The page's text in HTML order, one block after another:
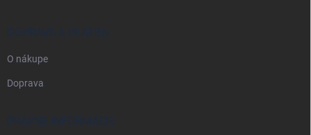
DOPRAVA A PLATBA
O nákupe
Doprava
PRÁVNE INFORMÁCIE